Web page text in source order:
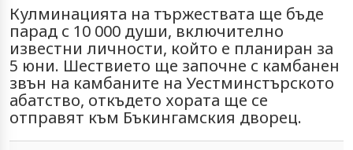
Кулминацията на тържествата ще бъде
парад с 10 000 души, включително
известни личности, който е планиран за
5 юни. Шествието ще започне с камбанен
звън на камбаните на Уестминстърското
абатство, откъдето хората ще се
отправят към Бъкингамския дворец.